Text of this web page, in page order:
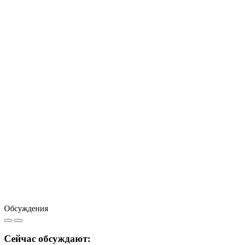
Обсуждения
Сейчас обсуждают: